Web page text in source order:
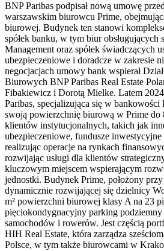
BNP Paribas podpisał nową umowę
warszawskim biurowcu Prime,
biurowej. Budynek ten stanowi
spółek banku, w tym biur obsługujących
Management oraz spółek świadczących
ubezpieczeniowe i doradcze w zakresie
negocjacjach umowy bank wspierał
Biurowych BNP Paribas Real Estate
Fibakiewicz i Dorotą Mielke. Latem
Paribas, specjalizująca się w bankowości
swoją powierzchnię biurową w Prime do
klientów instytucjonalnych, takich jak
ubezpieczeniowe, fundusze inwestycyjne
realizując operacje na rynkach
rozwijając usługi dla klientów
kluczowym miejscem wspierającym
jednostki. Budynek Prime, położony
dynamicznie rozwijającej się dzielnicy
m² powierzchni biurowej klasy A na 23
pięciokondygnacyjny parking podziemny
samochodów i rowerów. Jest częścią
HIH Real Estate, która zarządza
Polsce, w tym także biurowcami w